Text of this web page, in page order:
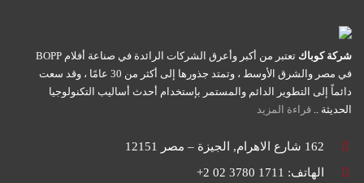
شركة كوباك
تعتبر من أكبر وأعرق الشركات الرائدة في صناعة أفلام BOPP
في مصر والشرق الأوسط ، وتمتد جذورها إلى أكثر من 30 عامًا ، وقد سعت
دائماً إلى التطوير الدائم والمستمر بإستخدام أحدث أساليب التكنولوجيا
الحديثة .. قراءة المزيد
162 شارع الاهرام, الجيزة – مصر 12151
الهاتف: 1711 3780 02 2+